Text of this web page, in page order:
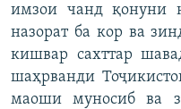
имзои чанд қонуни
назорат ба кор ва
кишвар сахттар
шаҳрванди
маоши муносиб ва